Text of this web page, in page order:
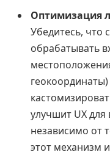
Оптимизация
Убедитесь, что
обрабатывать
улучшит UX для
независимо от
этот механизм